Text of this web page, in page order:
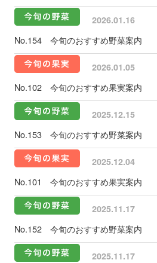
2026.01.16
No.154 今旬のおすすめ野菜案内
2026.01.05
No.102 今旬のおすすめ果実案内
2025.12.15
No.153 今旬のおすすめ野菜案内
2025.12.04
No.101 今旬のおすすめ果実案内
2025.11.17
No.152 今旬のおすすめ野菜案内
2025.11.17